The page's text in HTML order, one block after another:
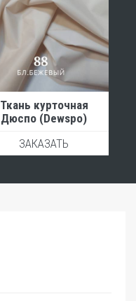
Ткань курточная
Дюспо (Dewspo)
ЗАКАЗАТЬ